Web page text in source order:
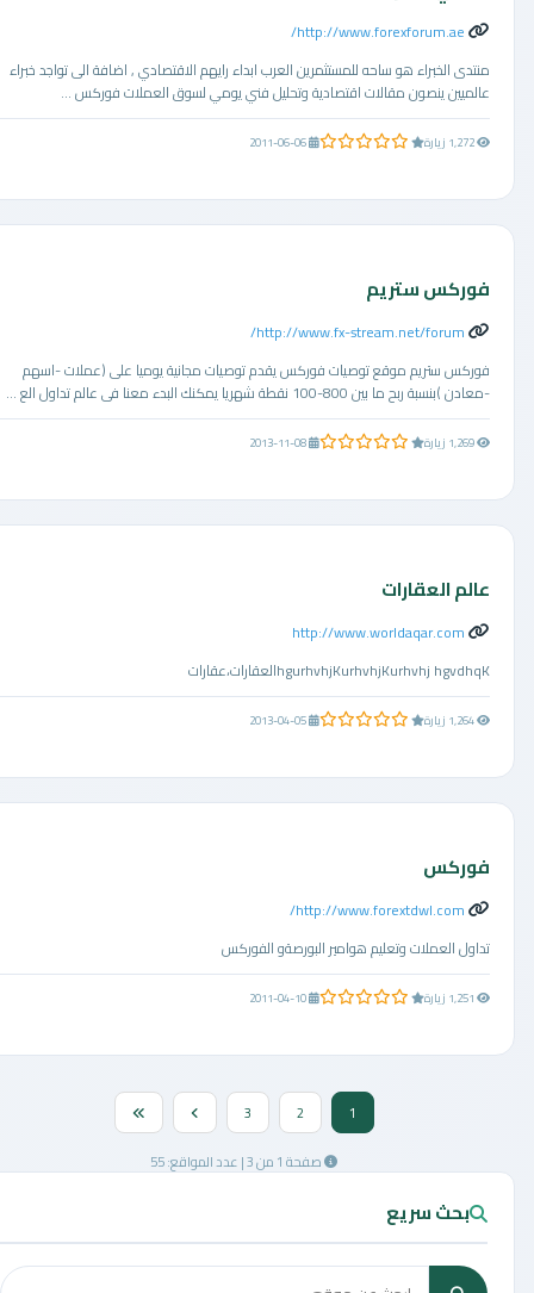
http://www.forexforum.ae/
منتدى الخبراء هو ساحه للمستثمرين العرب ابداء رايهم الاقتصادي , اضافة الى تواجد خبراء
عالميين ينصون مقالات اقتصادية وتحليل فني يومي لسوق العملات فوركس ...
0.0 من 5 نجوم 2011-06-06
فوركس ستريم
http://www.fx-stream.net/forum/
فوركس ستريم موقع توصيات فوركس يقدم توصيات مجانية يوميا على (عملات -اسهم
-معادن )بنسبة ربح ما بين 800-100 نقطة شهريا يمكنك البدء معنا فى عالم تداول الع ...
0.0 من 5 نجوم 2013-11-08
عالم العقارات
http://www.worldaqar.com
hgurhvhjKurhvhjKurhvhj hgvdhqKالعقارات،عقارات
0.0 من 5 نجوم 2013-04-05
فوركس
http://www.forextdwl.com/
تداول العملات وتعليم هوامير البورصةو الفوركس
0.0 من 5 نجوم 2011-04-10
صفحة 1 من 3 | عدد المواقع: 55
بحث سريع